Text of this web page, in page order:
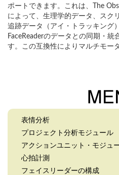
ポートできます。これは、The
によって、生理学的データ、スク
追跡データ（アイ・トラッキング
FaceReaderのデータとの同期・統
す。この互換性によりマルチモー
表情分析
プロジェクト分析モジュール
アクションユニット・モジュ
心拍計測
フェイスリーダーの構成